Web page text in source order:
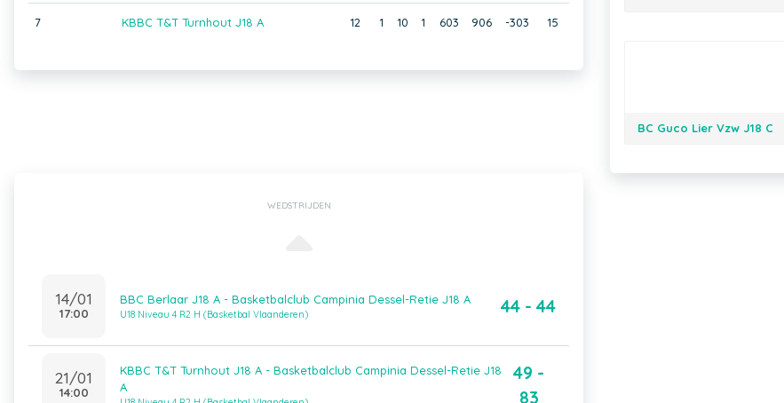
7 KBBC T&T Turnhout J18 A 12 1 10 1 603 906 -303 15
BC Guco Lier Vzw J18 C
WEDSTRIJDEN
14/01
17:00
BBC Berlaar J18 A - Basketbalclub Campinia Dessel-Retie J18 A
U18 Niveau 4 R2 H (Basketbal Vlaanderen) 44 - 44
21/01
14:00
KBBC T&T Turnhout J18 A - Basketbalclub Campinia Dessel-Retie J18
A
49 -
83